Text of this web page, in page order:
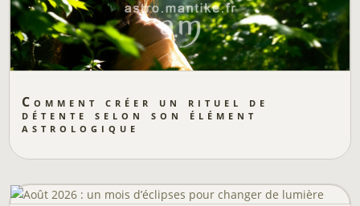
Comment créer un rituel de
détente selon son élément
astrologique